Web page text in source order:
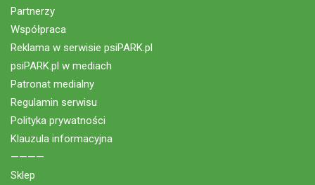
Partnerzy
Współpraca
Reklama w serwisie psiPARK.pl
psiPARK.pl w mediach
Patronat medialny
Regulamin serwisu
Polityka prywatności
Klauzula informacyjna
————
Sklep